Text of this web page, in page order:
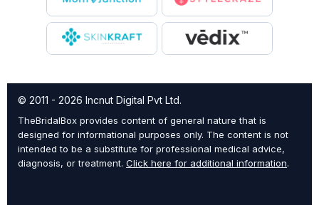
© 2011 - 2026 Incnut Digital Pvt Ltd.
TheBridalBox provides content of general nature that is
designed for informational purposes only. The content is not
intended to be a substitute for professional medical advice,
diagnosis, or treatment. Click here for additional information.